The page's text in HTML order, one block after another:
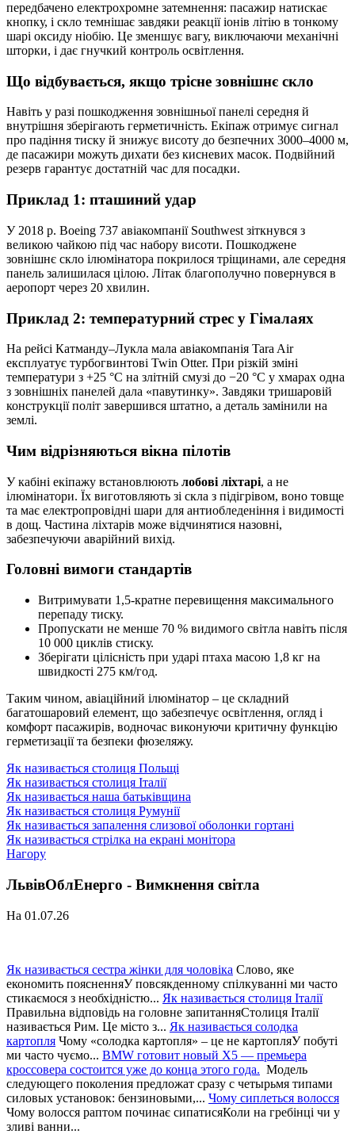
передбачено електрохромне затемнення: пасажир натискає
кнопку, і скло темнішає завдяки реакції іонів літію в тонкому
шарі оксиду ніобію. Це зменшує вагу, виключаючи механічні
шторки, і дає гнучкий контроль освітлення.
Що відбувається, якщо трісне зовнішнє скло
Навіть у разі пошкодження зовнішньої панелі середня й
внутрішня зберігають герметичність. Екіпаж отримує сигнал
про падіння тиску й знижує висоту до безпечних 3000–4000 м,
де пасажири можуть дихати без кисневих масок. Подвійний
резерв гарантує достатній час для посадки.
Приклад 1: пташиний удар
У 2018 р. Boeing 737 авіакомпанії Southwest зіткнувся з
великою чайкою під час набору висоти. Пошкоджене
зовнішнє скло ілюмінатора покрилося тріщинами, але середня
панель залишилася цілою. Літак благополучно повернувся в
аеропорт через 20 хвилин.
Приклад 2: температурний стрес у Гімалаях
На рейсі Катманду–Лукла мала авіакомпанія Tara Air
експлуатує турбогвинтові Twin Otter. При різкій зміні
температури з +25 °C на злітній смузі до −20 °C у хмарах одна
з зовнішніх панелей дала «павутинку». Завдяки тришаровій
конструкції політ завершився штатно, а деталь замінили на
землі.
Чим відрізняються вікна пілотів
У кабіні екіпажу встановлюють лобові ліхтарі, а не
ілюмінатори. Їх виготовляють зі скла з підігрівом, воно товще
та має електропровідні шари для антиобледеніння і видимості
в дощ. Частина ліхтарів може відчинятися назовні,
забезпечуючи аварійний вихід.
Головні вимоги стандартів
Витримувати 1,5-кратне перевищення максимального
перепаду тиску.
Пропускати не менше 70 % видимого світла навіть після
10 000 циклів стиску.
Зберігати цілісність при ударі птаха масою 1,8 кг на
швидкості 275 км/год.
Таким чином, авіаційний ілюмінатор – це складний
багатошаровий елемент, що забезпечує освітлення, огляд і
комфорт пасажирів, водночас виконуючи критичну функцію
герметизації та безпеки фюзеляжу.
Як називається столиця Польщі
Як називається столиця Італії
Як називається наша батьківщина
Як називається столиця Румунії
Як називається запалення слизової оболонки гортані
Як називається стрілка на екрані монітора
Нагору
ЛьвівОблЕнерго - Вимкнення світла
На 01.07.26
Як називається сестра жінки для чоловіка Слово, яке
економить поясненняУ повсякденному спілкуванні ми часто
стикаємося з необхідністю... Як називається столиця Італії
Правильна відповідь на головне запитанняСтолиця Італії
називається Рим. Це місто з... Як називається солодка
картопля Чому «солодка картопля» – це не картопляУ побуті
ми часто чуємо... BMW готовит новый X5 — премьера
кроссовера состоится уже до конца этого года. Модель
следующего поколения предложат сразу с четырьмя типами
силовых установок: бензиновыми,... Чому сиплеться волосся
Чому волосся раптом починає сипатисяКоли на гребінці чи у
зливі ванни...